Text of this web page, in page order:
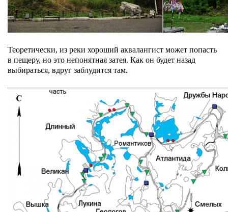
Теоретически, из реки хороший аквалангист может попасть
в пещеру, но это непонятная затея. Как он будет назад
выбираться, вдруг заблудится там.